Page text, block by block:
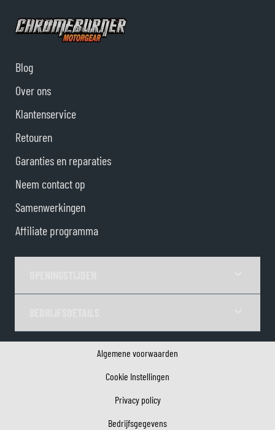
Blog
Over ons
Klantenservice
Retouren
Garanties en reparaties
Neem contact op
Samenwerkingen
Affiliate programma
Algemene voorwaarden
Cookie Instellingen
Privacy policy
Bedrijfsgegevens